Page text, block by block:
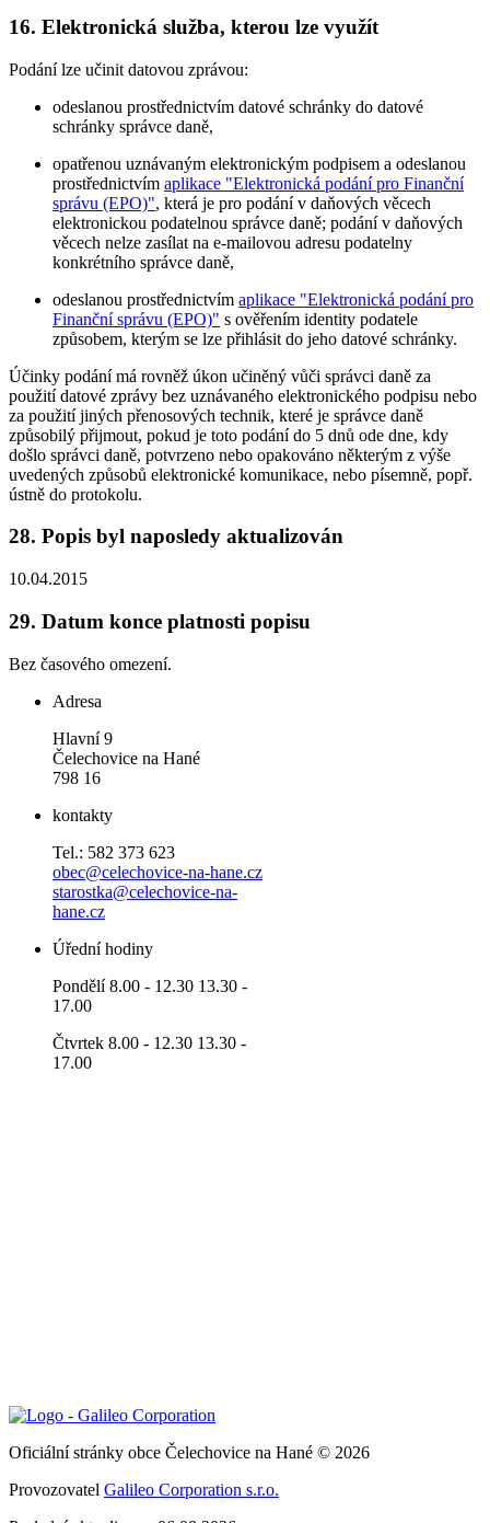
16. Elektronická služba, kterou lze využít
Podání lze učinit datovou zprávou:
odeslanou prostřednictvím datové schránky do datové
schránky správce daně,
opatřenou uznávaným elektronickým podpisem a odeslanou
prostřednictvím aplikace "Elektronická podání pro Finanční
správu (EPO)", která je pro podání v daňových věcech
elektronickou podatelnou správce daně; podání v daňových
věcech nelze zasílat na e-mailovou adresu podatelny
konkrétního správce daně,
odeslanou prostřednictvím aplikace "Elektronická podání pro
Finanční správu (EPO)" s ověřením identity podatele
způsobem, kterým se lze přihlásit do jeho datové schránky.
Účinky podání má rovněž úkon učiněný vůči správci daně za
použití datové zprávy bez uznávaného elektronického podpisu nebo
za použití jiných přenosových technik, které je správce daně
způsobilý přijmout, pokud je toto podání do 5 dnů ode dne, kdy
došlo správci daně, potvrzeno nebo opakováno některým z výše
uvedených způsobů elektronické komunikace, nebo písemně, popř.
ústně do protokolu.
28. Popis byl naposledy aktualizován
10.04.2015
29. Datum konce platnosti popisu
Bez časového omezení.
Adresa
Hlavní 9
Čelechovice na Hané
798 16
kontakty
Tel.: 582 373 623
obec@celechovice-na-hane.cz
starostka@celechovice-na-
hane.cz
Úřední hodiny
Pondělí 8.00 - 12.30 13.30 -
17.00
Čtvrtek 8.00 - 12.30 13.30 -
17.00
Oficiální stránky obce Čelechovice na Hané © 2026
Provozovatel Galileo Corporation s.r.o.